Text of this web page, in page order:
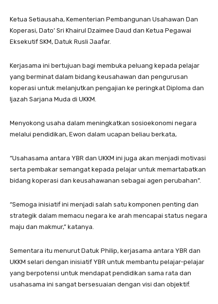
Ketua Setiausaha, Kementerian Pembangunan Usahawan Dan
Koperasi, Dato’ Sri Khairul Dzaimee Daud dan Ketua Pegawai
Eksekutif SKM, Datuk Rusli Jaafar.
Kerjasama ini bertujuan bagi membuka peluang kepada pelajar
yang berminat dalam bidang keusahawan dan pengurusan
koperasi untuk melanjutkan pengajian ke peringkat Diploma dan
Ijazah Sarjana Muda di UKKM.
Menyokong usaha dalam meningkatkan sosioekonomi negara
melalui pendidikan, Ewon dalam ucapan beliau berkata,
“Usahasama antara YBR dan UKKM ini juga akan menjadi motivasi
serta pembakar semangat kepada pelajar untuk memartabatkan
bidang koperasi dan keusahawanan sebagai agen perubahan”.
“Semoga inisiatif ini menjadi salah satu komponen penting dan
strategik dalam memacu negara ke arah mencapai status negara
maju dan makmur,” katanya.
Sementara itu menurut Datuk Philip, kerjasama antara YBR dan
UKKM selari dengan inisiatif YBR untuk membantu pelajar-pelajar
yang berpotensi untuk mendapat pendidikan sama rata dan
usahasama ini sangat bersesuaian dengan visi dan objektif.